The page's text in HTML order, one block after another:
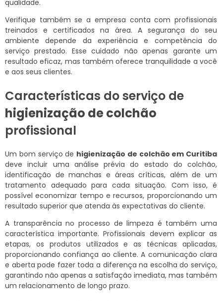
qualidade.
Verifique também se a empresa conta com profissionais
treinados e certificados na área. A segurança do seu
ambiente depende da experiência e competência do
serviço prestado. Esse cuidado não apenas garante um
resultado eficaz, mas também oferece tranquilidade a você
e aos seus clientes.
Características do serviço de
higienização de colchão
profissional
Um bom serviço de higienização de colchão em Curitiba
deve incluir uma análise prévia do estado do colchão,
identificação de manchas e áreas críticas, além de um
tratamento adequado para cada situação. Com isso, é
possível economizar tempo e recursos, proporcionando um
resultado superior que atenda às expectativas do cliente.
A transparência no processo de limpeza é também uma
característica importante. Profissionais devem explicar as
etapas, os produtos utilizados e as técnicas aplicadas,
proporcionando confiança ao cliente. A comunicação clara
e aberta pode fazer toda a diferença na escolha do serviço,
garantindo não apenas a satisfação imediata, mas também
um relacionamento de longo prazo.